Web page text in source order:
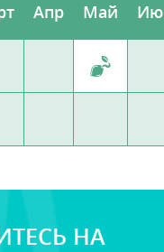
Апр Май
НА